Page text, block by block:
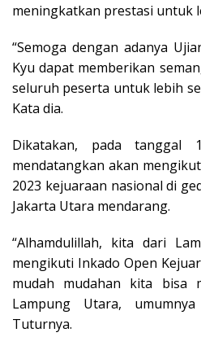
meningkatkan prestasi untuk
“Semoga dengan adanya
Kyu dapat memberikan
seluruh peserta untuk lebih
Kata dia.
Dikatakan, pada
mendatangkan akan
2023 kejuaraan nasional di
Jakarta Utara mendarang.
“Alhamdulillah, kita dari
mengikuti Inkado Open
mudah mudahan kita bisa
Lampung Utara,
Tuturnya.